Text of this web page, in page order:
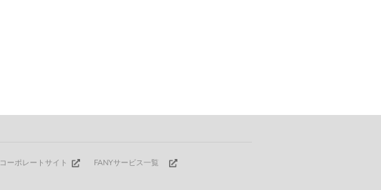
コーポレートサイト FANYサービス一覧